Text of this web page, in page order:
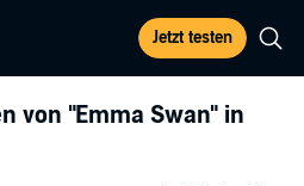
Jetzt testen
von "Emma Swan" in